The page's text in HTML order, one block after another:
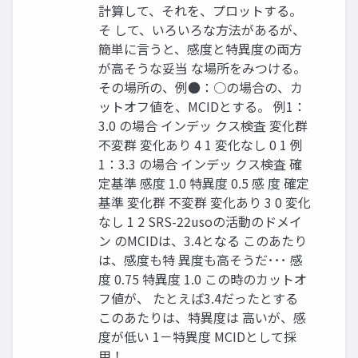
計算して、それを、プロットする。
そ して、いろいろな方法があるが、
簡単に言うと、感度と特異度の両方
が高そうな妥当 な場所をみつける。
その場所の、例●：○の場合の、カ
ットオフ値を、MCIDとする。 例1：
3.0 の場合 インデッ クス検査 変化群
不変群 変化あり 4 1 変化なし 0 1 例
1：3.3 の場合 インデッ クス検査 確
定基準 感度 1.0 特異度 0.5 感 度 確定
基準 変化群 不変群 変化あり 3 0 変化
なし 1 2 SRS-22usoの活動のドメイ
ン のMCIDは、3.4となる このあたり
は、感度も特 異度も高そうだ･･･ 感
度 0.75 特異度 1.0 この時のカットオ
フ値が、 たとえば3.4だったとする
このあたりは、特異度は 高いが、感
度が低い 1－特異度 MCIDとして採